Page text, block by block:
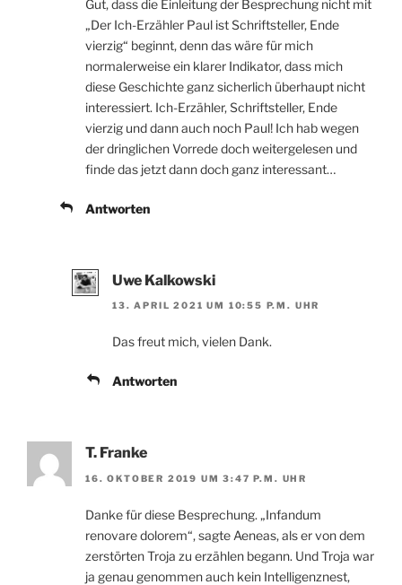
Gut, dass die Einleitung der Besprechung nicht mit
„Der Ich-Erzähler Paul ist Schriftsteller, Ende
vierzig“ beginnt, denn das wäre für mich
normalerweise ein klarer Indikator, dass mich
diese Geschichte ganz sicherlich überhaupt nicht
interessiert. Ich-Erzähler, Schriftsteller, Ende
vierzig und dann auch noch Paul! Ich hab wegen
der dringlichen Vorrede doch weitergelesen und
finde das jetzt dann doch ganz interessant…
Antworten
Uwe Kalkowski
13. APRIL 2021 UM 10:55 P.M. UHR
Das freut mich, vielen Dank.
Antworten
T. Franke
16. OKTOBER 2019 UM 3:47 P.M. UHR
Danke für diese Besprechung. „Infandum
renovare dolorem“, sagte Aeneas, als er von dem
zerstörten Troja zu erzählen begann. Und Troja war
ja genau genommen auch kein Intelligenznest,